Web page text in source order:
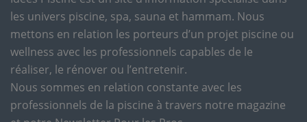
les univers piscine, spa, sauna et hammam. Nous
mettons en relation les porteurs d’un projet piscine ou
wellness avec les professionnels capables de le
réaliser, le rénover ou l’entretenir.
Nous sommes en relation constante avec les
professionnels de la piscine à travers notre magazine